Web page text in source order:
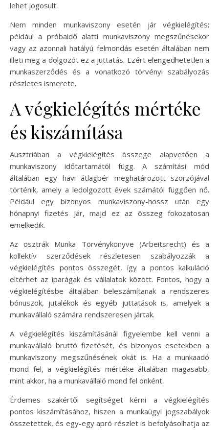
lehet jogosult.
Nem minden munkaviszony esetén jár végkielégítés;
például a próbaidő alatti munkaviszony megszűnésekor
vagy az azonnali hatályú felmondás esetén általában nem
illeti meg a dolgozót ez a juttatás. Ezért elengedhetetlen a
munkaszerződés és a vonatkozó törvényi szabályozás
részletes ismerete.
A végkielégítés mértéke
és kiszámítása
Ausztriában a végkielégítés összege alapvetően a
munkaviszony időtartamától függ. A számítási mód
általában egy havi átlagbér meghatározott szorzójával
történik, amely a ledolgozott évek számától függően nő.
Például egy bizonyos munkaviszony-hossz után egy
hónapnyi fizetés jár, majd ez az összeg fokozatosan
emelkedik.
Az osztrák Munka Törvénykönyve (Arbeitsrecht) és a
kollektív szerződések részletesen szabályozzák a
végkielégítés pontos összegét, így a pontos kalkuláció
eltérhet az iparágak és vállalatok között. Fontos, hogy a
végkielégítésbe általában beleszámítanak a rendszeres
bónuszok, jutalékok és egyéb juttatások is, amelyek a
munkavállaló számára rendszeresen jártak.
A végkielégítés kiszámításánál figyelembe kell venni a
munkavállaló bruttó fizetését, és bizonyos esetekben a
munkaviszony megszűnésének okát is. Ha a munkaadó
mond fel, a végkielégítés mértéke általában magasabb,
mint akkor, ha a munkavállaló mond fel önként.
Érdemes szakértői segítséget kérni a végkielégítés
pontos kiszámításához, hiszen a munkaügyi jogszabályok
összetettek, és egy-egy apró részlet is befolyásolhatja az